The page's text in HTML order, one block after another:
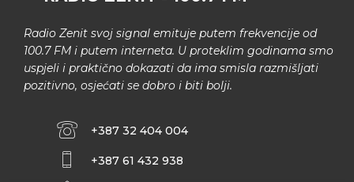
Radio Zenit svoj signal emituje putem frekvencije od
100.7 FM i putem interneta. U proteklim godinama smo
uspjeli i praktično dokazati da ima smisla razmišljati
pozitivno, osjećati se dobro i biti bolji.
+387 32 404 004
+387 61 432 938